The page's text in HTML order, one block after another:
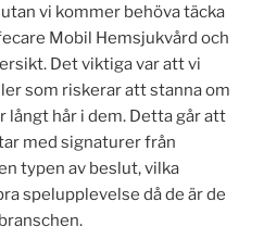
vi kommer behöva täcka
Mobil Hemsjukvård och
Det viktiga var att vi
som riskerar att stanna om
långt hår i dem. Detta går att
med signaturer från
typen av beslut, vilka
spelupplevelse då de är de